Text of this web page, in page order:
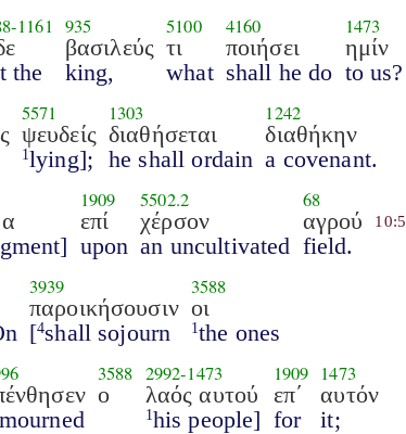
-1161
the
935
βασιλεύς
king,
5100
τι
what
4160
ποιήσει
shall he do
1473
ημίν
to us?
5571
ψευδείς
1lying];
1303
διαθήσεται
he shall ordain
1242
διαθήκην
a covenant.
1909
επί
upon
5502.2
χέρσον
an uncultivated
68
αγρού
field.
10:5
3939
παροικήσουσιν
[4shall sojourn
3588
οι
1the ones
3588
ο
2992-1473
λαός αυτού
1his people]
1909
επ΄
for
1473
αυτόν
it;